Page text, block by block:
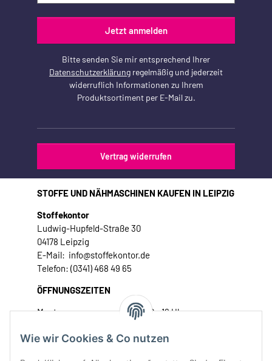
Wie wir Cookies & Co nutzen
Jetzt anmelden
Bitte senden Sie mir entsprechend Ihrer
Datenschutzerklärung regelmäßig und jederzeit
widerruflich Informationen zu Ihrem
Produktsortiment per E-Mail zu.
Vertrag widerrufen
STOFFE UND NÄHMASCHINEN KAUFEN IN LEIPZIG
Stoffekontor
Ludwig-Hupfeld-Straße 30
04178 Leipzig
E-Mail: info@stoffekontor.de
Telefon: (0341) 468 49 65
ÖFFNUNGSZEITEN
Montag:
10 - 16 Uhr
Mittwoch:
10 - 18 Uhr